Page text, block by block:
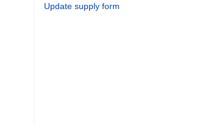
Update supply form